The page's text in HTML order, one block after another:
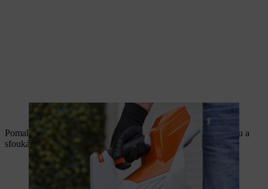
Plynová páčka reguluje průchod vzduchu.
Pomalu přejíždějte ve stále se zmenšujících kruzích po trávníku a
sfoukávejte listí na hromadu uprostřed.